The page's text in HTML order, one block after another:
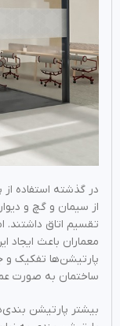
در گذشته استفاده
از سیمان و گچ و
تقسیم اتاق داشتند.
معماران باعث
پارتیشن‌‌ها تفکیک
ساختمان به صورت
بیشتر پارتیشن